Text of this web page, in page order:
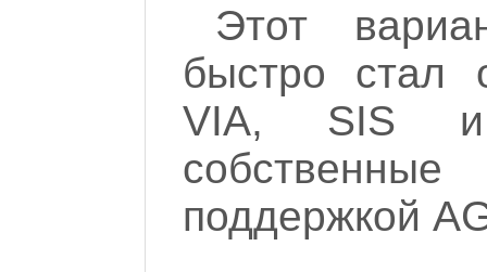
Этот
быстро стал
VIA, SIS и
поддержкой